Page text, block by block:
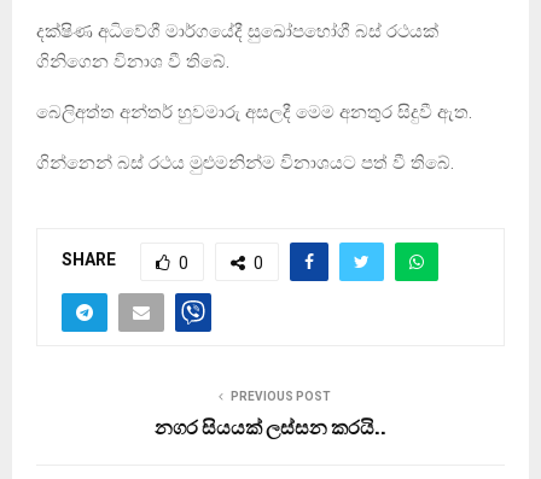
දක්ෂිණ අධිවේගී මාර්ගයේදී සුඛෝපභෝගී බස් රථයක්
ගිනිගෙන විනාශ වී තිබේ.
බෙලිඅත්ත අන්තර් හුවමාරු අසලදී මෙම අනතුර සිදුවී ඇත.
ගින්නෙන් බස් රථය මුළුමනින්ම විනාශයට පත් වී තිබේ.
SHARE 0 0
PREVIOUS POST
නගර සියයක් ලස්සන කරයි..